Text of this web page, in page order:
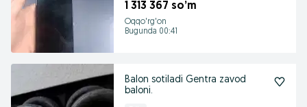
1 313 367 so’m
Oqqo'rg'on
Bugunda 00:41
Balon sotiladi Gentra zavod
baloni.